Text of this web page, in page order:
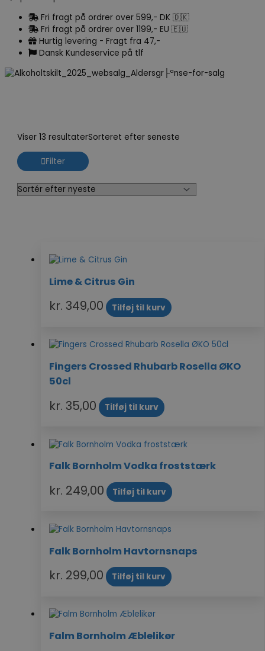
Fri fragt på ordrer over 599,- DK 🇩🇰
Fri fragt på ordrer over 1199,- EU 🇪🇺
Hurtig levering - Fragt fra 47,-
Dansk Kundeservice på tlf
Viser 13 resultaterSorteret efter seneste
Filter
Lime & Citrus Gin
kr. 349,00 Tilføj til kurv
Fingers Crossed Rhubarb Rosella ØKO
50cl
kr. 35,00 Tilføj til kurv
Falk Bornholm Vodka froststærk
kr. 249,00 Tilføj til kurv
Falk Bornholm Havtornsnaps
kr. 299,00 Tilføj til kurv
Falm Bornholm Æblelikør